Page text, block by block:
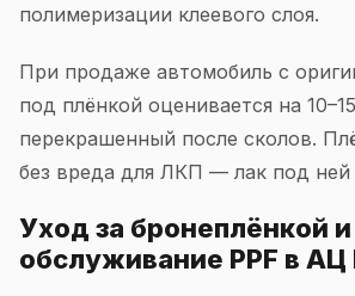
полимеризации клеевого слоя.
При продаже автомобиль с
под плёнкой оценивается на
перекрашенный после сколов.
без вреда для ЛКП — лак под ней
Уход за бронеплёнкой и
обслуживание PPF в